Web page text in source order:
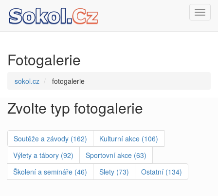
Fotogalerie
sokol.cz fotogalerie
Zvolte typ fotogalerie
Soutěže a závody (162)
Kulturní akce (106)
Výlety a tábory (92)
Sportovní akce (63)
Školení a semináře (46)
Slety (73) Ostatní (134)